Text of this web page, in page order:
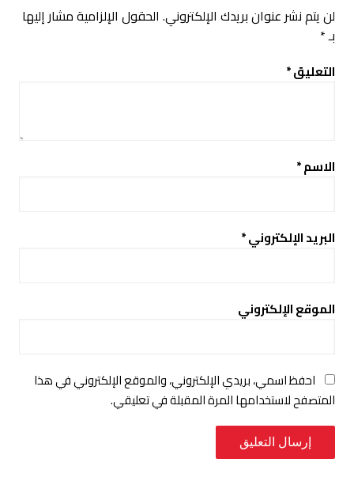
لن يتم نشر عنوان بريدك الإلكتروني. الحقول الإلزامية مشار إليها
بـ*
التعليق*
الاسم*
البريد الإلكتروني*
الموقع الإلكتروني
احفظ اسمي، بريدي الإلكتروني، والموقع الإلكتروني في هذا
المتصفح لاستخدامها المرة المقبلة في تعليقي.